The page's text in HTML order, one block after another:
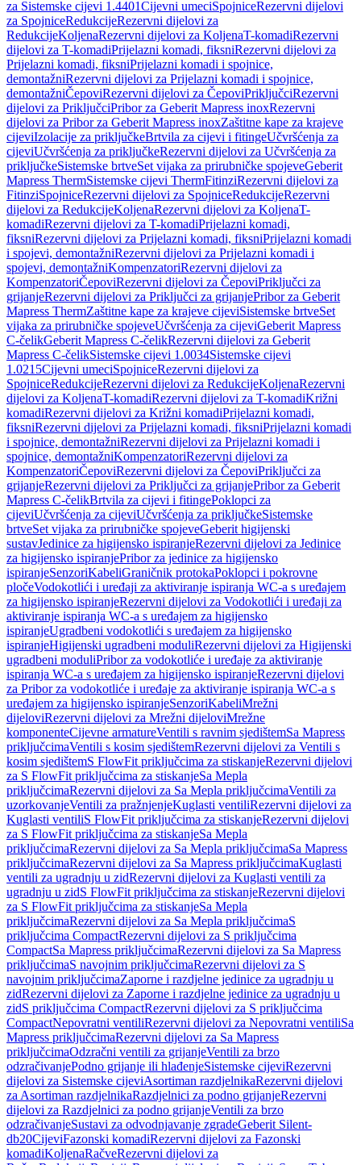
za Sistemske cijevi 1.4401Cijevni umeciSpojniceRezervni dijelovi
za SpojniceRedukcijeRezervni dijelovi za
RedukcijeKoljenaRezervni dijelovi za KoljenaT-komadiRezervni
dijelovi za T-komadiPrijelazni komadi, fiksniRezervni dijelovi za
Prijelazni komadi, fiksniPrijelazni komadi i spojnice,
demontažniRezervni dijelovi za Prijelazni komadi i spojnice,
demontažniČepoviRezervni dijelovi za ČepoviPriključciRezervni
dijelovi za PriključciPribor za Geberit Mapress inoxRezervni
dijelovi za Pribor za Geberit Mapress inoxZaštitne kape za krajeve
cijeviIzolacije za priključkeBrtvila za cijevi i fitingeUčvršćenja za
cijeviUčvršćenja za priključkeRezervni dijelovi za Učvršćenja za
priključkeSistemske brtveSet vijaka za prirubničke spojeveGeberit
Mapress ThermSistemske cijevi ThermFitinziRezervni dijelovi za
FitinziSpojniceRezervni dijelovi za SpojniceRedukcijeRezervni
dijelovi za RedukcijeKoljenaRezervni dijelovi za KoljenaT-
komadiRezervni dijelovi za T-komadiPrijelazni komadi,
fiksniRezervni dijelovi za Prijelazni komadi, fiksniPrijelazni komadi
i spojevi, demontažniRezervni dijelovi za Prijelazni komadi i
spojevi, demontažniKompenzatoriRezervni dijelovi za
KompenzatoriČepoviRezervni dijelovi za ČepoviPriključci za
grijanjeRezervni dijelovi za Priključci za grijanjePribor za Geberit
Mapress ThermZaštitne kape za krajeve cijeviSistemske brtveSet
vijaka za prirubničke spojeveUčvršćenja za cijeviGeberit Mapress
C-čelikGeberit Mapress C-čelikRezervni dijelovi za Geberit
Mapress C-čelikSistemske cijevi 1.0034Sistemske cijevi
1.0215Cijevni umeciSpojniceRezervni dijelovi za
SpojniceRedukcijeRezervni dijelovi za RedukcijeKoljenaRezervni
dijelovi za KoljenaT-komadiRezervni dijelovi za T-komadiKrižni
komadiRezervni dijelovi za Križni komadiPrijelazni komadi,
fiksniRezervni dijelovi za Prijelazni komadi, fiksniPrijelazni komadi
i spojnice, demontažniRezervni dijelovi za Prijelazni komadi i
spojnice, demontažniKompenzatoriRezervni dijelovi za
KompenzatoriČepoviRezervni dijelovi za ČepoviPriključci za
grijanjeRezervni dijelovi za Priključci za grijanjePribor za Geberit
Mapress C-čelikBrtvila za cijevi i fitingePoklopci za
cijeviUčvršćenja za cijeviUčvršćenja za priključkeSistemske
brtveSet vijaka za prirubničke spojeveGeberit higijenski
sustavJedinice za higijensko ispiranjeRezervni dijelovi za Jedinice
za higijensko ispiranjePribor za jedinice za higijensko
ispiranjeSenzoriKabeliGraničnik protokaPoklopci i pokrovne
pločeVodokotlići i uređaji za aktiviranje ispiranja WC-a s uređajem
za higijensko ispiranjeRezervni dijelovi za Vodokotlići i uređaji za
aktiviranje ispiranja WC-a s uređajem za higijensko
ispiranjeUgradbeni vodokotlići s uređajem za higijensko
ispiranjeHigijenski ugradbeni moduliRezervni dijelovi za Higijenski
ugradbeni moduliPribor za vodokotliće i uređaje za aktiviranje
ispiranja WC-a s uređajem za higijensko ispiranjeRezervni dijelovi
za Pribor za vodokotliće i uređaje za aktiviranje ispiranja WC-a s
uređajem za higijensko ispiranjeSenzoriKabeliMrežni
dijeloviRezervni dijelovi za Mrežni dijeloviMrežne
komponenteCijevne armatureVentili s ravnim sjedištemSa Mapress
priključcimaVentili s kosim sjedištemRezervni dijelovi za Ventili s
kosim sjedištemS FlowFit priključcima za stiskanjeRezervni dijelovi
za S FlowFit priključcima za stiskanjeSa Mepla
priključcimaRezervni dijelovi za Sa Mepla priključcimaVentili za
uzorkovanjeVentili za pražnjenjeKuglasti ventiliRezervni dijelovi za
Kuglasti ventiliS FlowFit priključcima za stiskanjeRezervni dijelovi
za S FlowFit priključcima za stiskanjeSa Mepla
priključcimaRezervni dijelovi za Sa Mepla priključcimaSa Mapress
priključcimaRezervni dijelovi za Sa Mapress priključcimaKuglasti
ventili za ugradnju u zidRezervni dijelovi za Kuglasti ventili za
ugradnju u zidS FlowFit priključcima za stiskanjeRezervni dijelovi
za S FlowFit priključcima za stiskanjeSa Mepla
priključcimaRezervni dijelovi za Sa Mepla priključcimaS
priključcima CompactRezervni dijelovi za S priključcima
CompactSa Mapress priključcimaRezervni dijelovi za Sa Mapress
priključcimaS navojnim priključcimaRezervni dijelovi za S
navojnim priključcimaZaporne i razdjelne jedinice za ugradnju u
zidRezervni dijelovi za Zaporne i razdjelne jedinice za ugradnju u
zidS priključcima CompactRezervni dijelovi za S priključcima
CompactNepovratni ventiliRezervni dijelovi za Nepovratni ventiliSa
Mapress priključcimaRezervni dijelovi za Sa Mapress
priključcimaOdzračni ventili za grijanjeVentili za brzo
odzračivanjePodno grijanje ili hlađenjeSistemske cijeviRezervni
dijelovi za Sistemske cijeviAsortiman razdjelnikaRezervni dijelovi
za Asortiman razdjelnikaRazdjelnici za podno grijanjeRezervni
dijelovi za Razdjelnici za podno grijanjeVentili za brzo
odzračivanjeSustavi za odvodnjavanje zgradeGeberit Silent-
db20CijeviFazonski komadiRezervni dijelovi za Fazonski
komadiKoljenaRačveRezervni dijelovi za